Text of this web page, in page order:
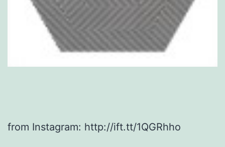
from Instagram: http://ift.tt/1QGRhho